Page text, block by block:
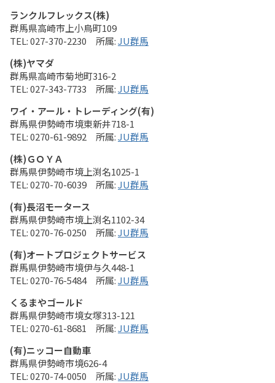
ランクルフレックス(株)
群馬県高崎市上小鳥町109
027-370-2230
JU群馬
(株)ヤマダ
群馬県高崎市菊地町316-2
027-343-7733
JU群馬
ワイ・アール・トレーディング(有)
群馬県伊勢崎市境東新井718-1
0270-61-9892
JU群馬
(株)ＧＯＹＡ
群馬県伊勢崎市境上渕名1025-1
0270-70-6039
JU群馬
(有)長沼モータース
群馬県伊勢崎市境上渕名1102-34
0270-76-0250
JU群馬
(有)オートプロジェクトサービス
群馬県伊勢崎市境伊与久448-1
0270-76-5484
JU群馬
くるまやゴールド
群馬県伊勢崎市境女塚313-121
0270-61-8681
JU群馬
(有)ニッコー自動車
群馬県伊勢崎市境626-4
0270-74-0050
JU群馬